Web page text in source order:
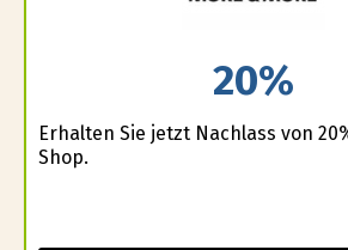
20%
Erhalten Sie jetzt Nachlass von
Shop.